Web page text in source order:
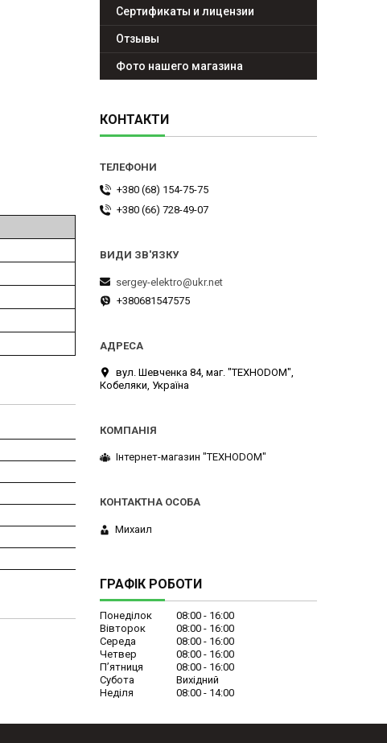
Сертификаты и лицензии
Отзывы
Фото нашего магазина
КОНТАКТИ
+380 (68) 154-75-75
+380 (66) 728-49-07
sergey-elektro@ukr.net
+380681547575
вул. Шевченка 84, маг. "ТЕХНОDOM",
Кобеляки, Україна
Інтернет-магазин "ТЕХНОDOM"
Михаил
ГРАФІК РОБОТИ
Понеділок 08:00
16:00
Вівторок
08:00
16:00
Середа
08:00
16:00
Четвер
08:00
16:00
Пʼятниця
08:00
16:00
Субота
Вихідний
Неділя
08:00 14:00